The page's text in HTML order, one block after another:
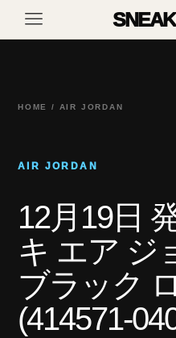
HOME / AIR JORDAN
AIR JORDAN
12月19日
キ エア ジ
ブラック
(414571-